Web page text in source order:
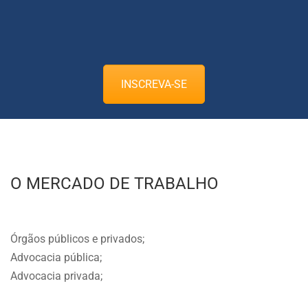
INSCREVA-SE
O MERCADO DE TRABALHO
Órgãos públicos e privados;
Advocacia pública;
Advocacia privada;